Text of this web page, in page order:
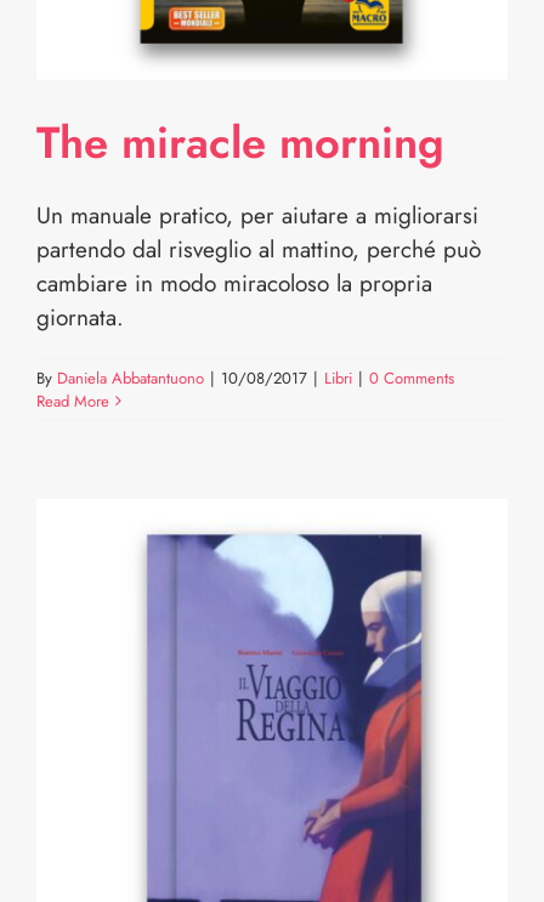
The miracle morning
Un manuale pratico, per aiutare a migliorarsi
partendo dal risveglio al mattino, perché può
cambiare in modo miracoloso la propria
giornata.
By Daniela Abbatantuono | 10/08/2017 | Libri | 0 Comments
Read More